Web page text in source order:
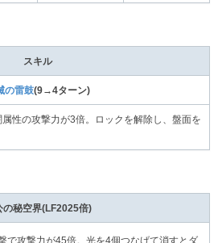
スキル
の雷鼓(9→4ターン)
性の攻撃力が3倍。ロックを解除し、盤面を
の秘空界(LF2025倍)
で攻撃力が45倍。光を4個つなげて消すとダ